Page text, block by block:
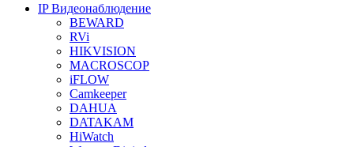
IP Видеонаблюдение
BEWARD
RVi
HIKVISION
MACROSCOP
iFLOW
Camkeeper
DAHUA
DATAKAM
HiWatch